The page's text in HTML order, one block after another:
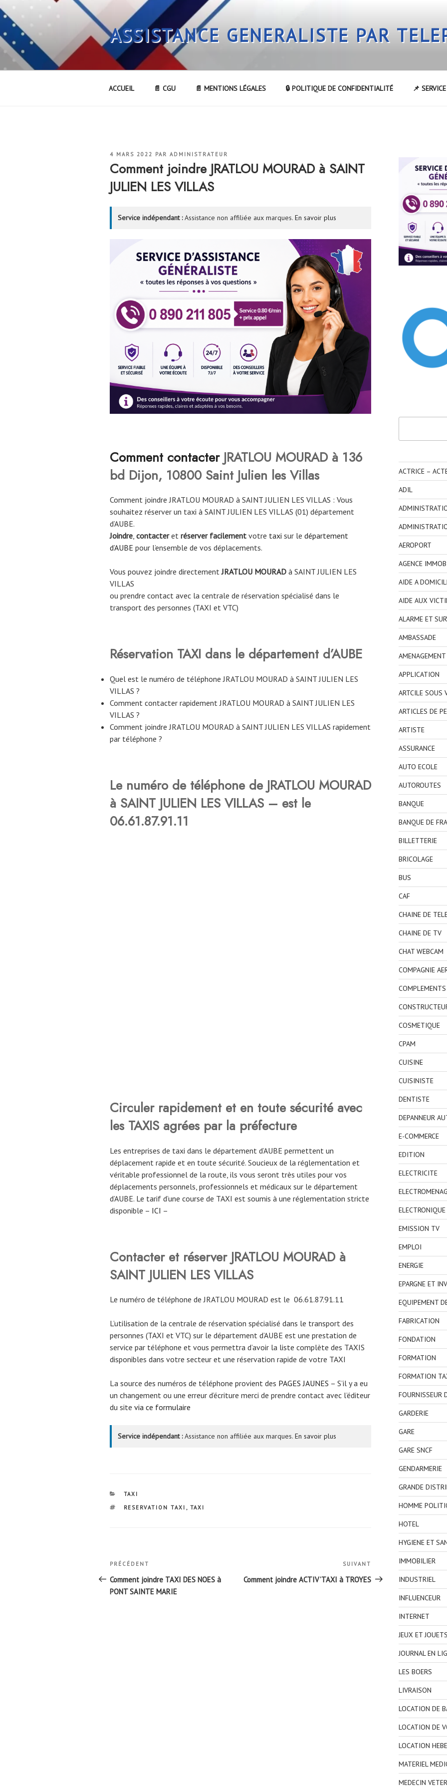
Aller
au
contenu
principal
ASSISTANCE GENERALISTE PAR
ACCUEIL 📄 CGU 📄 MENTIONS LÉGALES 🔒 POLITIQUE DE CONFIDENTIALITÉ 📌
PUBLIÉ
4 MARS 2022 PAR ADMINISTRATEUR
Comment joindre JRATLOU MOURAD à SAINT
JULIEN LES VILLAS
Service indépendant :Assistance non affiliée aux marques. En savoir plus
Comment contacterJRATLOU MOURAD à 136
bd Dijon, 10800 Saint Julien les Villas
Comment joindre JRATLOU MOURAD à SAINT JULIEN LES VILLAS : Vous
souhaitez réserver un taxi à SAINT JULIEN LES VILLAS (01) département
d’AUBE.
Joindre, contacteret réserver facilement votre taxi sur le département
d’AUBE pour l’ensemble de vos déplacements.
Vous pouvez joindre directementJRATLOU MOURAD à SAINT JULIEN LES
VILLAS
ou prendre contact avec la centrale de réservation spécialisé dans le
transport des personnes (TAXI et VTC)
Réservation TAXI dans le département d’AUBE
Quel est le numéro de téléphone JRATLOU MOURAD à SAINT JULIEN LES
VILLAS ?
Comment contacter rapidement JRATLOU MOURAD à SAINT JULIEN LES
VILLAS ?
Comment joindre JRATLOU MOURAD à SAINT JULIEN LES VILLAS rapidement
par téléphone ?
Le numéro de téléphone de JRATLOU MOURAD
à SAINT JULIEN LES VILLAS – est le
06.61.87.91.11
Circuler rapidement et en toute sécurité avec
les TAXIS agrées par la préfecture
Les entreprises de taxi dans le département d’AUBE permettent un
déplacement rapide et en toute sécurité. Soucieux de la réglementation et
véritable professionnel de la route, ils vous seront très utiles pour vos
déplacements personnels, professionnels et médicaux sur le département
d’AUBE. Le tarif d’une course de TAXI est soumis à une réglementation stricte
disponible – ICI –
Contacter et réserver JRATLOU MOURAD à
SAINT JULIEN LES VILLAS
Le numéro de téléphone de JRATLOU MOURAD est le 06.61.87.91.11
L’utilisation de la centrale de réservation spécialisé dans le transport des
personnes (TAXI et VTC) sur le département d’AUBE est une prestation de
service par téléphone et vous permettra d’avoir la liste complète des TAXIS
disponibles dans votre secteur et une réservation rapide de votre TAXI
La source des numéros de téléphone provient des PAGES JAUNES – S’il y a eu
un changement ou une erreur d’écriture merci de prendre contact avec l’éditeur
du site via ce formulaire
Service indépendant :Assistance non affiliée aux marques. En savoir plus
CATÉGORIES
TAXI
ÉTIQUETTES
RESERVATION TAXI , TAXI
Navigation
de
l’article
Article
précédent
PRÉCÉDENT
Comment joindre TAXI DES NOES à
PONT SAINTE MARIE
suivant
SUIVANT
Comment joindre ACTIV’TAXI à TROYES
ACTRICE –
ADIL
AEROPORT
AGENCE
AIDE A
AIDE AUX
ALARME ET
AMBASSADE
APPLICATION
ARTCILE SOUS
ARTICLES DE
ARTISTE
ASSURANCE
AUTO ECOLE
AUTOROUTES
BANQUE
BANQUE DE
BILLETTERIE
BRICOLAGE
BUS
CAF
CHAINE DE
CHAINE DE TV
CHAT WEBCAM
COMPAGNIE
COSMETIQUE
CPAM
CUISINE
CUISINISTE
DENTISTE
DEPANNEUR
E-COMMERCE
EDITION
ELECTRICITE
EMISSION TV
EMPLOI
ENERGIE
EPARGNE ET
EQUIPEMENT
FABRICATION
FONDATION
FORMATION
FORMATION
FOURNISSEUR
GARDERIE
GARE
GARE SNCF
GENDARMERIE
GRANDE
HOMME
HOTEL
HYGIENE ET
IMMOBILIER
INDUSTRIEL
INFLUENCEUR
INTERNET
JEUX ET JOUETS
JOURNAL EN
LES BOERS
LIVRAISON
LOCATION DE
LOCATION DE
LOCATION
MATERIEL
MEDECIN